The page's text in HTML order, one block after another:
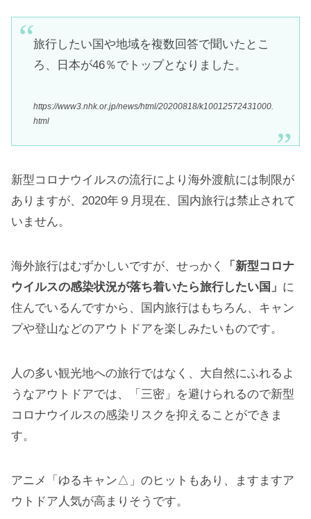
旅行したい国や地域を複数回答で聞いたとこ
ろ、日本が46％でトップとなりました。
https://www3.nhk.or.jp/news/html/20200818/k10012572431000.
html
新型コロナウイルスの流行により海外渡航には制限が
ありますが、2020年９月現在、国内旅行は禁止されて
いません。
海外旅行はむずかしいですが、せっかく
「新型コロナ
ウイルスの感染状況が落ち着いたら旅行したい国」 に
住んでいるんですから、国内旅行はもちろん、キャン
プや登山などのアウトドアを楽しみたいものです。
人の多い観光地への旅行ではなく、大自然にふれるよ
うなアウトドアでは、「三密」を避けられるので新型
コロナウイルスの感染リスクを抑えることができま
す。
アニメ「ゆるキャン△」のヒットもあり、ますますア
ウトドア人気が高まりそうです。